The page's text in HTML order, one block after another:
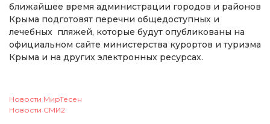
ближайшее время администрации городов и районов
Крыма подготовят перечни общедоступных и
лечебных пляжей, которые будут опубликованы на
официальном сайте министерства курортов и туризма
Крыма и на других электронных ресурсах.
Новости МирТесен
Новости СМИ2